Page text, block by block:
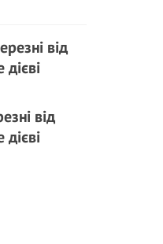
від